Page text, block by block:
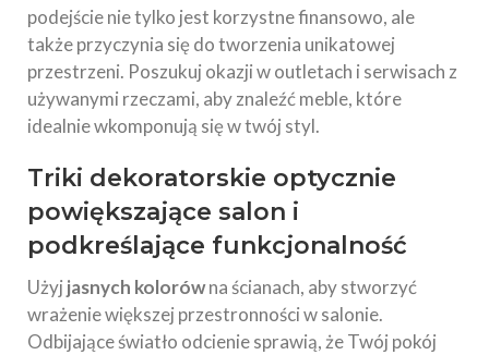
podejście nie tylko jest korzystne finansowo, ale
także przyczynia się do tworzenia unikatowej
przestrzeni. Poszukuj okazji w outletach i serwisach z
używanymi rzeczami, aby znaleźć meble, które
idealnie wkomponują się w twój styl.
Triki dekoratorskie optycznie
powiększające salon i
podkreślające funkcjonalność
Użyj jasnych kolorówna ścianach, aby stworzyć
wrażenie większej przestronności w salonie.
Odbijające światło odcienie sprawią, że Twój pokój